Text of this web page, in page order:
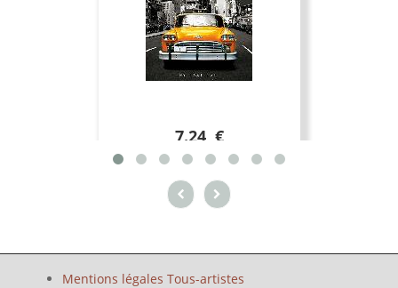
7.24 €
Mentions légales Tous-artistes